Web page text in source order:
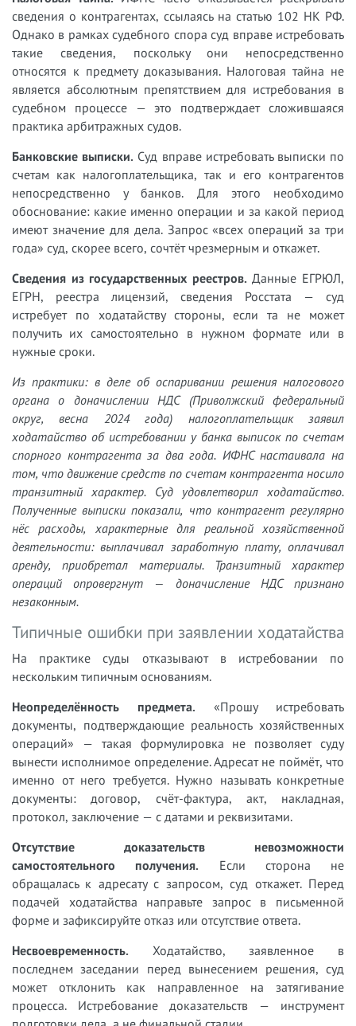
сведения о контрагентах, ссылаясь на статью 102 НК РФ.
Однако в рамках судебного спора суд вправе истребовать
такие сведения, поскольку они непосредственно
относятся к предмету доказывания. Налоговая тайна не
является абсолютным препятствием для истребования в
судебном процессе — это подтверждает сложившаяся
практика арбитражных судов.
Банковские выписки. Суд вправе истребовать выписки по
счетам как налогоплательщика, так и его контрагентов
непосредственно у банков. Для этого необходимо
обоснование: какие именно операции и за какой период
имеют значение для дела. Запрос «всех операций за три
года» суд, скорее всего, сочтёт чрезмерным и откажет.
Сведения из государственных реестров. Данные ЕГРЮЛ,
ЕГРН, реестра лицензий, сведения Росстата — суд
истребует по ходатайству стороны, если та не может
получить их самостоятельно в нужном формате или в
нужные сроки.
Из практики: в деле об оспаривании решения налогового
органа о доначислении НДС (Приволжский федеральный
округ, весна 2024 года) налогоплательщик заявил
ходатайство об истребовании у банка выписок по счетам
спорного контрагента за два года. ИФНС настаивала на
том, что движение средств по счетам контрагента носило
транзитный характер. Суд удовлетворил ходатайство.
Полученные выписки показали, что контрагент регулярно
нёс расходы, характерные для реальной хозяйственной
деятельности: выплачивал заработную плату, оплачивал
аренду, приобретал материалы. Транзитный характер
операций опровергнут — доначисление НДС признано
незаконным.
Типичные ошибки при заявлении ходатайства
На практике суды отказывают в истребовании по
нескольким типичным основаниям.
Неопределённость предмета. «Прошу истребовать
документы, подтверждающие реальность хозяйственных
операций» — такая формулировка не позволяет суду
вынести исполнимое определение. Адресат не поймёт, что
именно от него требуется. Нужно называть конкретные
документы: договор, счёт-фактура, акт, накладная,
протокол, заключение — с датами и реквизитами.
Отсутствие доказательств невозможности
самостоятельного получения. Если сторона не
обращалась к адресату с запросом, суд откажет. Перед
подачей ходатайства направьте запрос в письменной
форме и зафиксируйте отказ или отсутствие ответа.
Несвоевременность. Ходатайство, заявленное в
последнем заседании перед вынесением решения, суд
может отклонить как направленное на затягивание
процесса. Истребование доказательств — инструмент